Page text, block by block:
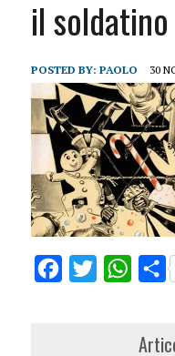
il
POSTED BY: PAOLO 30
FacebookTwitter